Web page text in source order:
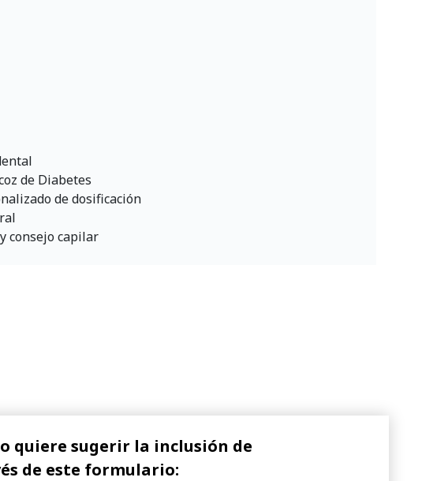
de Diabetes
de dosificación
consejo capilar
quiere sugerir la inclusión de
de este formulario: